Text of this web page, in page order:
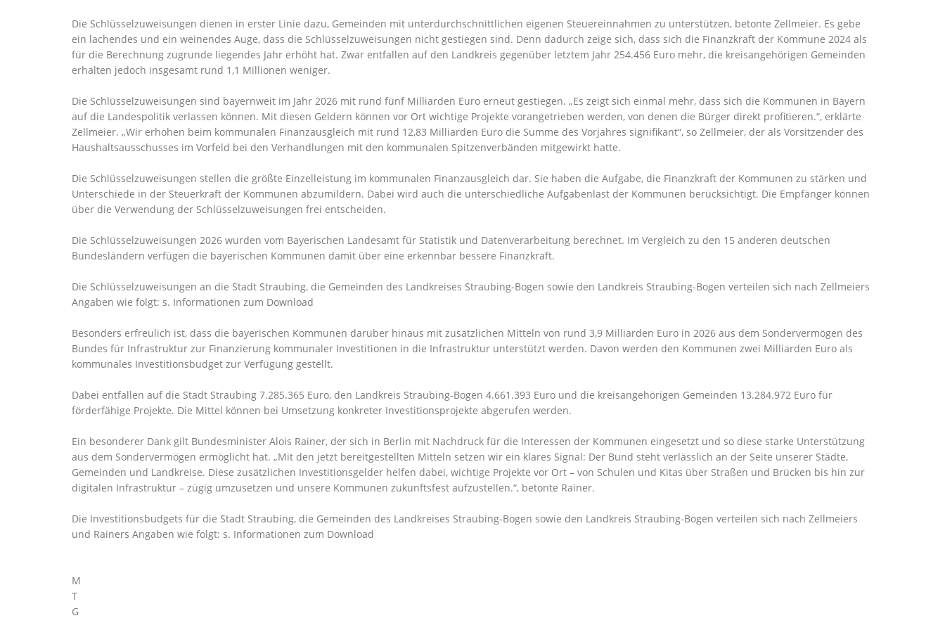
Die Schlüsselzuweisungen dienen in erster Linie dazu, Gemeinden mit unterdurchschnittlichen eigenen Steuereinnahmen zu unterstützen, betonte Zellmeier. Es gebe
ein lachendes und ein weinendes Auge, dass die Schlüsselzuweisungen nicht gestiegen sind. Denn dadurch zeige sich, dass sich die Finanzkraft der Kommune 2024 als
für die Berechnung zugrunde liegendes Jahr erhöht hat. Zwar entfallen auf den Landkreis gegenüber letztem Jahr 254.456 Euro mehr, die kreisangehörigen Gemeinden
erhalten jedoch insgesamt rund 1,1 Millionen weniger.
Die Schlüsselzuweisungen sind bayernweit im Jahr 2026 mit rund fünf Milliarden Euro erneut gestiegen. „Es zeigt sich einmal mehr, dass sich die Kommunen in Bayern
auf die Landespolitik verlassen können. Mit diesen Geldern können vor Ort wichtige Projekte vorangetrieben werden, von denen die Bürger direkt profitieren.“, erklärte
Zellmeier. „Wir erhöhen beim kommunalen Finanzausgleich mit rund 12,83 Milliarden Euro die Summe des Vorjahres signifikant“, so Zellmeier, der als Vorsitzender des
Haushaltsausschusses im Vorfeld bei den Verhandlungen mit den kommunalen Spitzenverbänden mitgewirkt hatte.
Die Schlüsselzuweisungen stellen die größte Einzelleistung im kommunalen Finanzausgleich dar. Sie haben die Aufgabe, die Finanzkraft der Kommunen zu stärken und
Unterschiede in der Steuerkraft der Kommunen abzumildern. Dabei wird auch die unterschiedliche Aufgabenlast der Kommunen berücksichtigt. Die Empfänger können
über die Verwendung der Schlüsselzuweisungen frei entscheiden.
Die Schlüsselzuweisungen 2026 wurden vom Bayerischen Landesamt für Statistik und Datenverarbeitung berechnet. Im Vergleich zu den 15 anderen deutschen
Bundesländern verfügen die bayerischen Kommunen damit über eine erkennbar bessere Finanzkraft.
Die Schlüsselzuweisungen an die Stadt Straubing, die Gemeinden des Landkreises Straubing-Bogen sowie den Landkreis Straubing-Bogen verteilen sich nach Zellmeiers
Angaben wie folgt: s. Informationen zum Download
Besonders erfreulich ist, dass die bayerischen Kommunen darüber hinaus mit zusätzlichen Mitteln von rund 3,9 Milliarden Euro in 2026 aus dem Sondervermögen des
Bundes für Infrastruktur zur Finanzierung kommunaler Investitionen in die Infrastruktur unterstützt werden. Davon werden den Kommunen zwei Milliarden Euro als
kommunales Investitionsbudget zur Verfügung gestellt.
Dabei entfallen auf die Stadt Straubing 7.285.365 Euro, den Landkreis Straubing-Bogen 4.661.393 Euro und die kreisangehörigen Gemeinden 13.284.972 Euro für
förderfähige Projekte. Die Mittel können bei Umsetzung konkreter Investitionsprojekte abgerufen werden.
Ein besonderer Dank gilt Bundesminister Alois Rainer, der sich in Berlin mit Nachdruck für die Interessen der Kommunen eingesetzt und so diese starke Unterstützung
aus dem Sondervermögen ermöglicht hat. „Mit den jetzt bereitgestellten Mitteln setzen wir ein klares Signal: Der Bund steht verlässlich an der Seite unserer Städte,
Gemeinden und Landkreise. Diese zusätzlichen Investitionsgelder helfen dabei, wichtige Projekte vor Ort – von Schulen und Kitas über Straßen und Brücken bis hin zur
digitalen Infrastruktur – zügig umzusetzen und unsere Kommunen zukunftsfest aufzustellen.“, betonte Rainer.
Die Investitionsbudgets für die Stadt Straubing, die Gemeinden des Landkreises Straubing-Bogen sowie den Landkreis Straubing-Bogen verteilen sich nach Zellmeiers
und Rainers Angaben wie folgt: s. Informationen zum Download
M
T
G